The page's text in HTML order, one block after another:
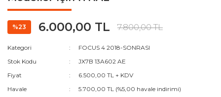
%23 6.000,00 TL 7.800,00 TL
Kategori
FOCUS 4 2018-SONRASI
Stok Kodu
JX7B 13A602 AE
Fiyat
6.500,00 TL + KDV
Havale
5.700,00 TL (%5,00 havale indirimi)